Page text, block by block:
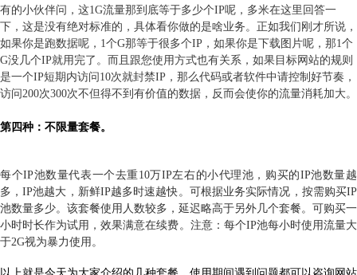
有的小伙伴问，这1G流量那到底等于多少个IP呢，多米在这里回答一
下，这是没有绝对标准的，具体看你做的是啥业务。正如我们刚才所说，
如果你是跑数据呢，1个G那等于很多个IP，如果你是下载图片呢，那1个
G没几个IP就用完了。而且跟您使用方式也有关系， 如果目标网站的规则
是一个IP短期内访问10次就封禁IP，那么代码或者软件中请控制好节奏，
访问200次300次不但得不到有价值的数据，反而会使你的流量消耗加大。
第四种：不限量套餐。
每个IP池数量代表一个去重10万IP左右的小代理池， 购买的IP池数量越
多，IP池越大，新鲜IP越多时速越快。 可根据业务实际情况，按需购买IP
池数量多少。 该套餐使用人数较多，延迟略高于另外几个套餐。 可购买一
小时时长作为试用，效果满意在续费。 注意：每个IP池每小时使用流量大
于2G视为暴力使用。